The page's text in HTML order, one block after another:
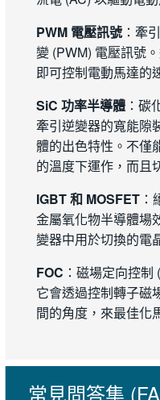
PWM 電壓訊號 ：牽
變 (PWM) 電壓訊號
即可控制電動馬達的
SiC 功率半導體 ：碳
牽引逆變器的寬能隙
體的出色特性。不僅
的溫度下運作，而且
IGBT 和 MOSFET
金屬氧化物半導體場
變器中用於切換的電
FOC ：磁場定向控
它會透過控制轉子磁
間的角度，來最佳化
常見問答集